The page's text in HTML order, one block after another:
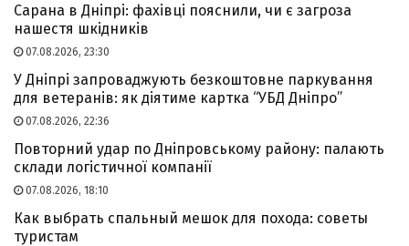
Сарана в Дніпрі: фахівці пояснили, чи є загроза
нашестя шкідників
07.08.2026, 23:30
У Дніпрі запроваджують безкоштовне паркування
для ветеранів: як діятиме картка “УБД Дніпро”
07.08.2026, 22:36
Повторний удар по Дніпровському району: палають
склади логістичної компанії
07.08.2026, 18:10
Как выбрать спальный мешок для похода: советы
туристам